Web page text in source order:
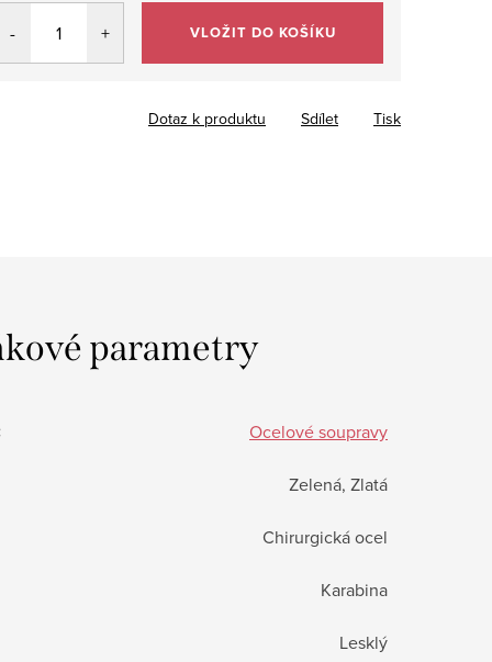
VLOŽIT DO KOŠÍKU
Tisk
Dotaz k produktu Sdílet
parametry
Ocelové soupravy
Zelená, Zlatá
Chirurgická ocel
Karabina
Lesklý